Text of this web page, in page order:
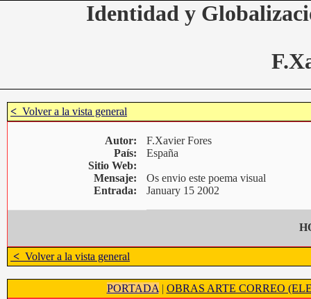
Identidad y
< Volver a la vista general
Autor:
País:
Sitio Web:
Mensaje:
F.Xavier Fores
España
Os envio este poema visual
Entrada:
January 15 2002
< Volver a la vista general
PORTADA | OBRAS ARTE CORREO